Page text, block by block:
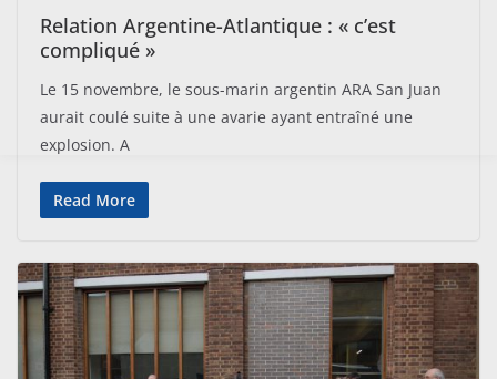
Relation Argentine-Atlantique : « c’est
compliqué »
Le 15 novembre, le sous-marin argentin ARA San Juan
aurait coulé suite à une avarie ayant entraîné une
explosion. A
Read More